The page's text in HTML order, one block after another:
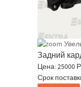
Задний
Цена:25000
Срок